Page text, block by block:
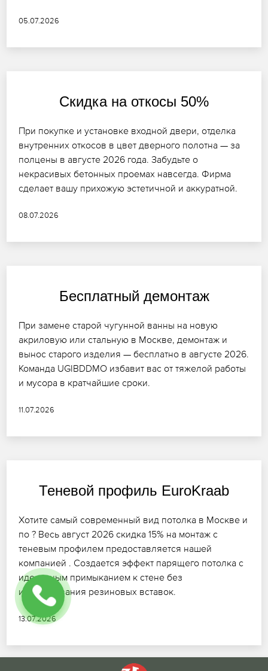
05.07.2026
Скидка на откосы 50%
При покупке и установке входной двери, отделка
внутренних откосов в цвет дверного полотна — за
полцены в августе 2026 года. Забудьте о
некрасивых бетонных проемах навсегда. Фирма
сделает вашу прихожую эстетичной и аккуратной.
08.07.2026
Бесплатный демонтаж
При замене старой чугунной ванны на новую
акриловую или стальную в Москве, демонтаж и
вынос старого изделия — бесплатно в августе 2026.
Команда UGIBDDMO избавит вас от тяжелой работы
и мусора в кратчайшие сроки.
11.07.2026
Теневой профиль EuroKraab
Хотите самый современный вид потолка в Москве и
по ? Весь август 2026 скидка 15% на монтаж с
теневым профилем предоставляется нашей
компанией . Создается эффект парящего потолка с
идеальным примыканием к стене без
использования резиновых вставок.
13.07.2026